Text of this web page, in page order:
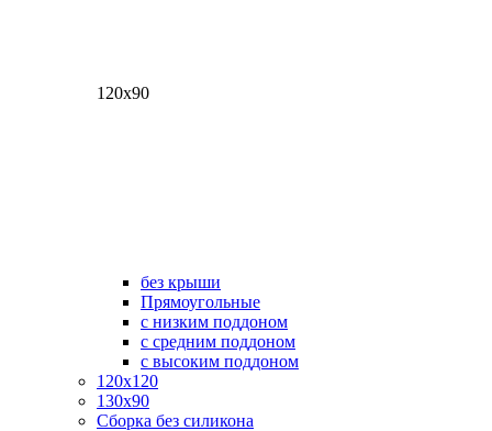
120х90
без крыши
Прямоугольные
с низким поддоном
с средним поддоном
с высоким поддоном
120х120
130х90
Сборка без силикона